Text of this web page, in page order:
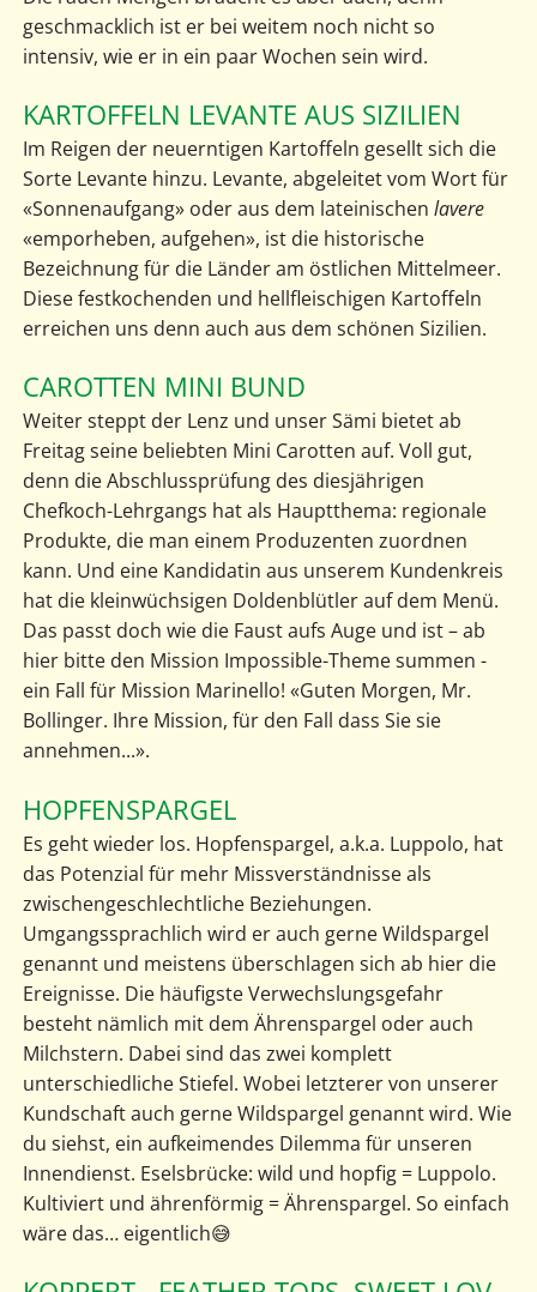
geschmacklich ist er bei weitem noch nicht so
intensiv, wie er in ein paar Wochen sein wird.
KARTOFFELN LEVANTE AUS SIZILIEN
Im Reigen der neuerntigen Kartoffeln gesellt sich die
Sorte Levante hinzu. Levante, abgeleitet vom Wort für
«Sonnenaufgang» oder aus dem lateinischen lavere
«emporheben, aufgehen», ist die historische
Bezeichnung für die Länder am östlichen Mittelmeer.
Diese festkochenden und hellfleischigen Kartoffeln
erreichen uns denn auch aus dem schönen Sizilien.
CAROTTEN MINI BUND
Weiter steppt der Lenz und unser Sämi bietet ab
Freitag seine beliebten Mini Carotten auf. Voll gut,
denn die Abschlussprüfung des diesjährigen
Chefkoch-Lehrgangs hat als Hauptthema: regionale
Produkte, die man einem Produzenten zuordnen
kann. Und eine Kandidatin aus unserem Kundenkreis
hat die kleinwüchsigen Doldenblütler auf dem Menü.
Das passt doch wie die Faust aufs Auge und ist – ab
hier bitte den Mission Impossible-Theme summen -
ein Fall für Mission Marinello! «Guten Morgen, Mr.
Bollinger. Ihre Mission, für den Fall dass Sie sie
annehmen...».
HOPFENSPARGEL
Es geht wieder los. Hopfenspargel, a.k.a. Luppolo, hat
das Potenzial für mehr Missverständnisse als
zwischengeschlechtliche Beziehungen.
Umgangssprachlich wird er auch gerne Wildspargel
genannt und meistens überschlagen sich ab hier die
Ereignisse. Die häufigste Verwechslungsgefahr
besteht nämlich mit dem Ährenspargel oder auch
Milchstern. Dabei sind das zwei komplett
unterschiedliche Stiefel. Wobei letzterer von unserer
Kundschaft auch gerne Wildspargel genannt wird. Wie
du siehst, ein aufkeimendes Dilemma für unseren
Innendienst. Eselsbrücke: wild und hopfig = Luppolo.
Kultiviert und ährenförmig = Ährenspargel. So einfach
wäre das… eigentlich😅